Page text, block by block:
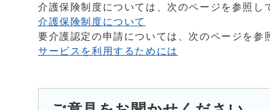
介護保険制度については、次のページを参照し
介護保険制度について
要介護認定の申請については、次のページを参
サービスを利用するためには